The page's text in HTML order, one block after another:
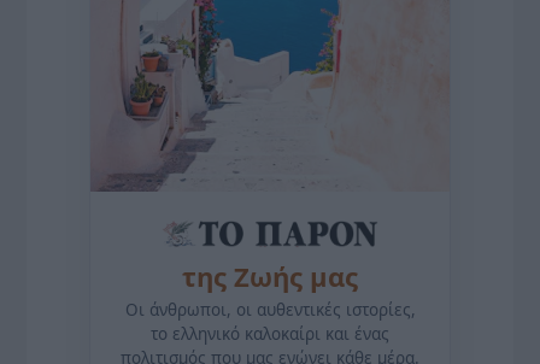
της Ζωής μας
Οι άνθρωποι, οι αυθεντικές ιστορίες,
το ελληνικό καλοκαίρι και ένας
πολιτισμός που μας ενώνει κάθε μέρα.